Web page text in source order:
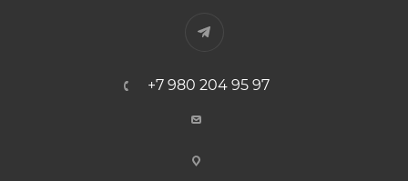
+7 980 204 95 97